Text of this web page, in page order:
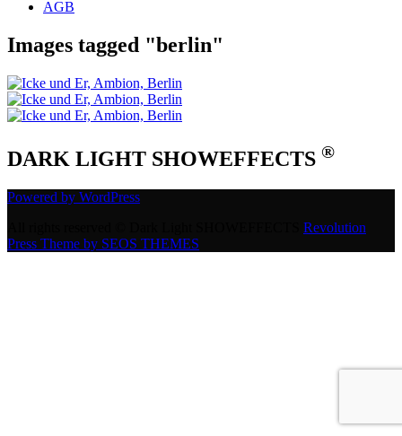
AGB
Images tagged "berlin"
DARK LIGHT SHOWEFFECTS ®
Powered by WordPress
Revolution
Press Theme by SEOS THEMES